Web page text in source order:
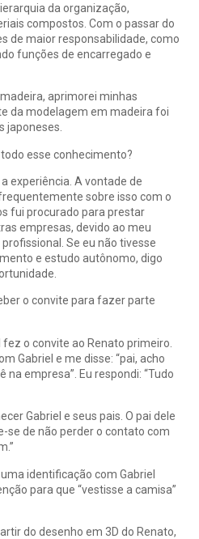
da organização,
compostos. Com o passar do
de maior responsabilidade, como
funções de encarregado e
aprimorei minhas
da modelagem em madeira foi
japoneses.
esse conhecimento?
experiência. A vontade de
sobre isso com o
fui procurado para prestar
empresas, devido ao meu
Se eu não tivesse
e estudo autônomo, digo
o convite para fazer parte
fez o convite ao Renato primeiro.
Gabriel e me disse: “pai, acho
na empresa”. Eu respondi: “Tudo
Gabriel e seus pais. O pai dele
se de não perder o contato com
identificação com Gabriel
para que “vestisse a camisa”
do desenho em 3D do Renato,